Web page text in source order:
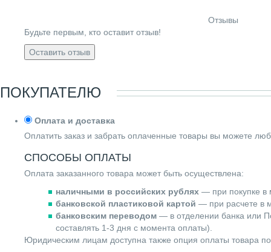
Отзывы
Будьте первым, кто оставит отзыв!
Оставить отзыв
ПОКУПАТЕЛЮ
Оплата и доставка
Оплатить заказ и забрать оплаченные товары вы можете
СПОСОБЫ ОПЛАТЫ
Оплата заказанного товара может быть осуществлена:
наличными в российских рублях — при покупке в
банковской пластиковой картой — при расчете в
банковским переводом — в отделении банка или
составлять 1-3 дня с момента оплаты).
Юридическим лицам доступна также опция оплаты товара